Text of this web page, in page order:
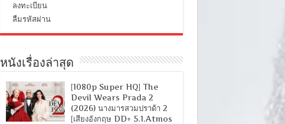
ลงทะเบียน
ลืมรหัสผ่าน
หนังเรื่องล่าสุด
[1080p Super HQ] The
Devil Wears Prada 2
(2026) นางมารสวมปราด้า 2
[เสียงอังกฤษ DD+ 5.1.Atmos